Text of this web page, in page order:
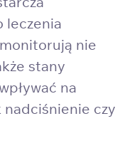
leczenia
nie
stany
na
czy